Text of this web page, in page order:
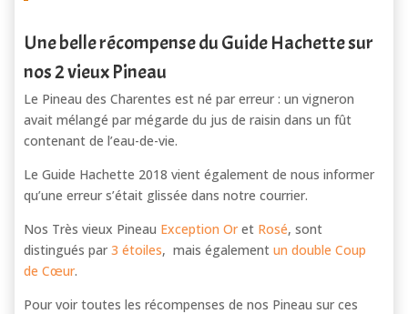
Une belle récompense du Guide Hachette sur
nos 2 vieux Pineau
Le Pineau des Charentes est né par erreur : un vigneron
avait mélangé par mégarde du jus de raisin dans un fût
contenant de l’eau-de-vie.
Le Guide Hachette 2018 vient également de nous informer
qu’une erreur s’était glissée dans notre courrier.
Nos Très vieux Pineau Exception Oret Rosé, sont
distingués par3 étoiles, mais égalementun double Coup
de Cœur.
Pour voir toutes les récompenses de nos Pineau sur ces